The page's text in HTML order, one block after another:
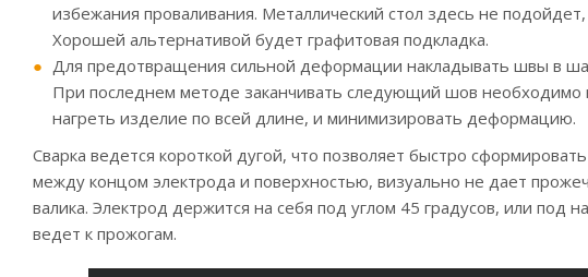
избежания проваливания. Металлический стол здесь не
Хорошей альтернативой будет графитовая подкладка.
Для предотвращения сильной деформации накладывать швы в
При последнем методе заканчивать следующий шов необходимо
нагреть изделие по всей длине, и минимизировать деформацию.
Сварка ведется короткой дугой, что позволяет быстро
между концом электрода и поверхностью, визуально не дает
валика. Электрод держится на себя под углом 45 градусов, или под
ведет к прожогам.